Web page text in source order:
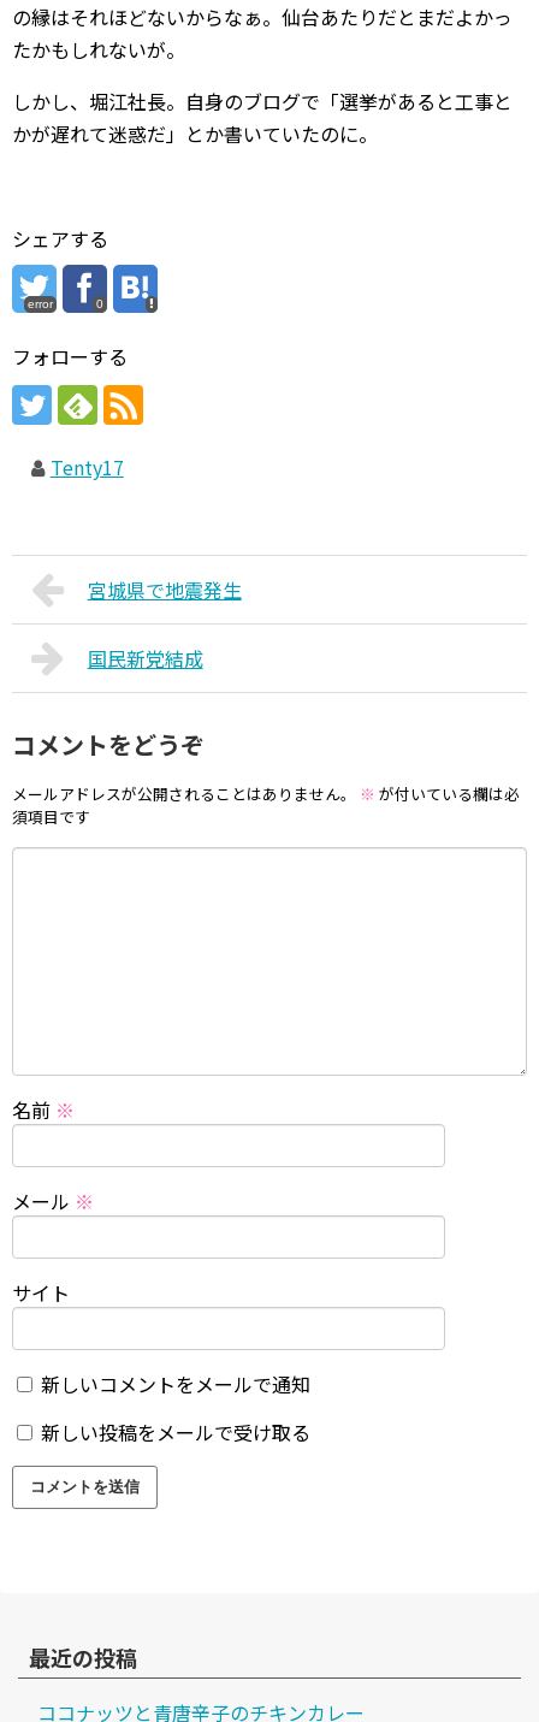
の縁はそれほどないからなぁ。仙台あたりだとまだよかっ
たかもしれないが。
しかし、堀江社長。自身のブログで「選挙があると工事と
かが遅れて迷惑だ」とか書いていたのに。
シェアする
error 0
フォローする
Tenty17
宮城県で地震発生
国民新党結成
コメントをどうぞ
メールアドレスが公開されることはありません。 ※ が付いている欄は必
須項目です
名前 ※
メール ※
サイト
新しいコメントをメールで通知
新しい投稿をメールで受け取る
最近の投稿
ココナッツと青唐辛子のチキンカレー